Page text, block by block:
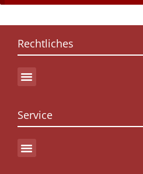
Rechtliches
Service